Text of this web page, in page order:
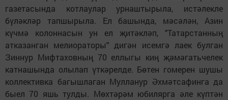
газетасында котлаулар урнаштырыла, истәлекле
бүләкләр тапшырыла. Ел башында, мәсәлән, Азин
күчмә колоннасын ун ел җитәкләп, "Татарстанның
атказанган мелиораторы" дигән исемгә лаек булган
Зиннур Мифтаховның 70 еллыгы киң җәмәгатьчелек
катнашында олылап үткәрелде. Бөтен гомерен шушы
коллективка багышлаган Мулланур Әхмәтсафинга да
быел 70 яшь тулды. Мөхтәрәм юбилярга әле күптән